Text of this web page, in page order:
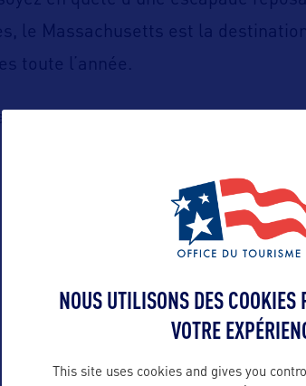
le Massachusetts est la
toute l’année.
plus, rendez-vous sur
ALLEZ
NOUS UTILISONS DES COOKIES
VOTRE
This site uses cookies and gives you